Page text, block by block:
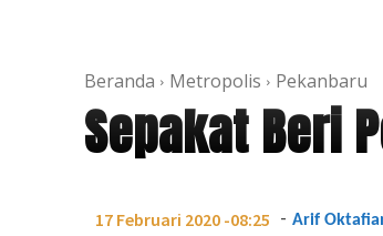
Beranda Metropolis Pekanbaru
Sepakat Beri
17 Februari 2020 -08:25 - Arif